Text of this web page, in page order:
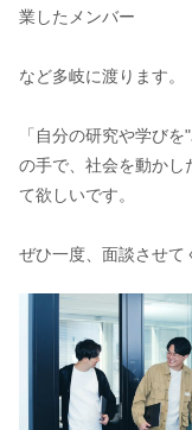
業したメンバー
など多岐に渡ります。
「自分の研究や学び
の手で、社会を動かし
て欲しいです。
ぜひ一度、面談させて